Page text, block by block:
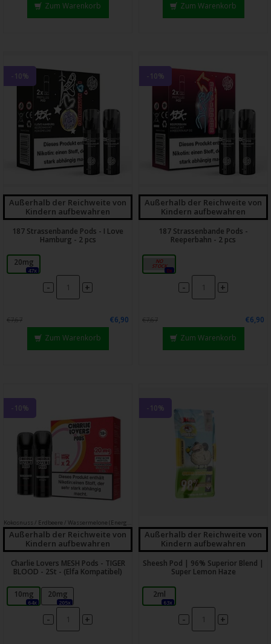
Zum Warenkorb
Zum Warenkorb
-10%
Außerhalb der Reichweite von
Kindern aufbewahren
187 Strassenbande Pods - I Love
Hamburg - 2 pcs
20mg
47x
- +
€7,67
€6,90
Zum Warenkorb
-10%
Außerhalb der Reichweite von
Kindern aufbewahren
187 Strassenbande Pods -
Reeperbahn - 2 pcs
20mg
0x
- +
€7,67
€6,90
Zum Warenkorb
-10%
Außerhalb der Reichweite von
Kindern aufbewahren
Charlie Lovers MESH Pods - TIGER
BLOOD - 2St - (Elfa Kompatibel)
10mg
64x
20mg
205x
- +
-10%
Außerhalb der Reichweite von
Kindern aufbewahren
Sheesh Pod | 96% Superior Blend |
Super Lemon Haze
2ml
63x
- +